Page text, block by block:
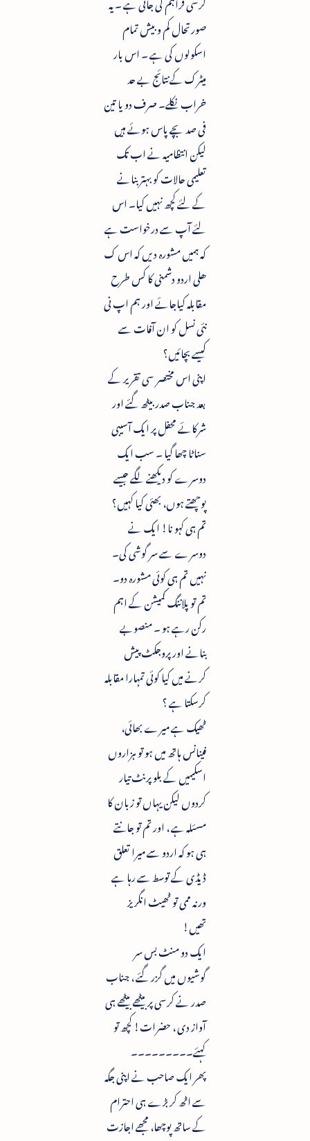
صورتحال کم و بیش تمام
اسکولوں کی ہے ۔ اس بار
میٹرک کے نتائج بے حد
خراب نکلے۔ صرف دو یا تین
فی صد بچے پاس ہوئے ہیں
لیکن انتظامیہ نے اب تک
تعلیمی حالات کو بہتر بنانے
کے لئے کچھ نہیں کیا۔ اس
لئے آپ سے درخواست ہے
کہ ہمیں مشورہ دیں کہ اس ک
ھلی اردو دشمنی کا کس طرح
مقابلہ کیاجائے اور ہم اپ نی
نئی نسل کو ان آفات سے
کیسے بچائیں؟
اپنی اس مختصر سی تقریر کے
بعد جناب صدر بیٹھ گئے اور
شرکائے محفل پر ایک آسیبی
سناٹا چھا گیا ۔ سب ایک
دوسرے کو دیکھنے لگے جیسے
پوچھتے ہوں، بھئی کیا کہیں؟
تم ہی کہو نا! ایک نے
دوسرے سے سر گوشی کی۔
نہیں تم ہی کوئی مشورہ دو۔
تم تو پلاننگ کمیشن کے اہم
رکن رہے ہو ۔ منصوبے
بنانے اور پروجکٹ پیش
کرنے میں کیا کوئی تمہارا مقابلہ
کرسکتا ہے ؟
ٹھیک ہے میرے بھائی،
فینانس ہاتھ میں ہو تو ہزاروں
اسکیمیں کے بلو پرنٹ تیار
کردوں لیکن یہاں تو زبان کا
مسئلہ ہے ، اور تم تو جانتے
ہی ہو کہ اردو سے میرا تعلق
ڈیڈی کے توسط سے رہا ہے
ورنہ ممی تو ٹھیٹ انگریز
تھیں!
ایک دو منٹ بس سر
گوشیوں میں گزر گئے ، جناب
صدر نے کرسی پر بیٹھے بیٹھے ہی
آواز دی ، حضرات! کچھ تو
کہئے۔۔۔۔۔۔۔۔۔
پھر ایک صاحب نے اپنی جگہ
سے اٹھ کر بڑے ہی احترام
کے ساتھ پوچھا، مجھے اجازت